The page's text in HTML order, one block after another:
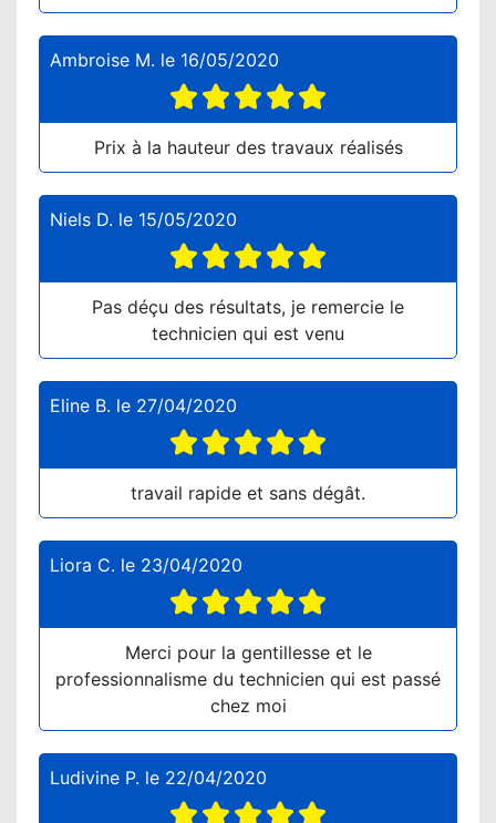
Ambroise M. le 16/05/2020
Prix à la hauteur des travaux réalisés
Niels D. le 15/05/2020
Pas déçu des résultats, je remercie le
technicien qui est venu
Eline B. le 27/04/2020
travail rapide et sans dégât.
Liora C. le 23/04/2020
Merci pour la gentillesse et le
professionnalisme du technicien qui est passé
chez moi
Ludivine P. le 22/04/2020